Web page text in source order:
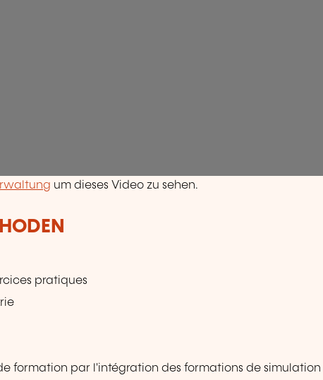
um dieses Video zu sehen.
pratiques
formation par l'intégration des formations de simulation